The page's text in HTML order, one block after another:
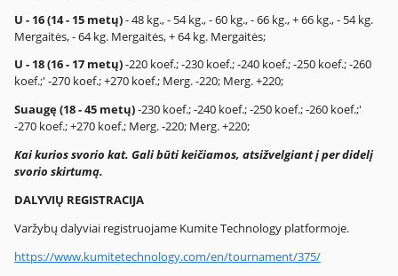
U - 16 (14 - 15 metų)- 48 kg., - 54 kg., - 60 kg., - 66 kg., + 66 kg., - 54 kg.
Mergaitės, - 64 kg. Mergaitės, + 64 kg. Mergaitės;
U - 18 (16 - 17 metų)-220 koef.; -230 koef.; -240 koef.; -250 koef.; -260
koef.;' -270 koef.; +270 koef.; Merg. -220; Merg. +220;
Suaugę (18 - 45 metų)-230 koef.; -240 koef.; -250 koef.; -260 koef.;'
-270 koef.; +270 koef.; Merg. -220; Merg. +220;
Kai kurios svorio kat. Gali būti keičiamos, atsižvelgiant į per didelį
svorio skirtumą.
DALYVIŲ REGISTRACIJA
Varžybų dalyviai registruojame Kumite Technology platformoje.
https://www.kumitetechnology.com/en/tournament/375/